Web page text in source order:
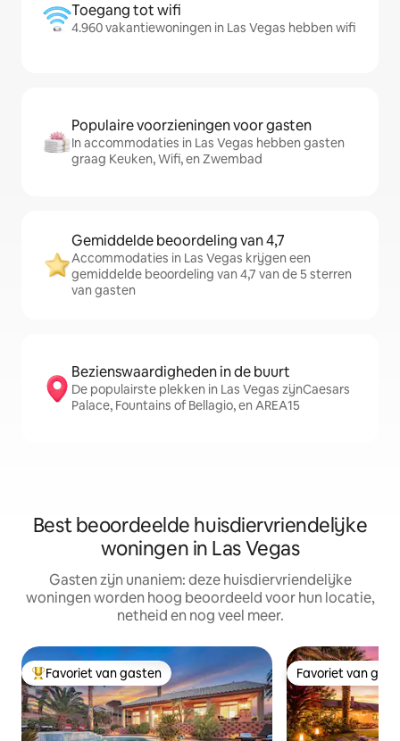
Toegang tot wifi
4.960 vakantiewoningen in Las Vegas hebben wifi
Populaire voorzieningen voor gasten
In accommodaties in Las Vegas hebben gasten
graag Keuken, Wifi, en Zwembad
Gemiddelde beoordeling van 4,7
Accommodaties in Las Vegas krijgen een
gemiddelde beoordeling van 4,7 van de 5 sterren
van gasten
Bezienswaardigheden in de buurt
De populairste plekken in Las Vegas zijnCaesars
Palace, Fountains of Bellagio, en AREA15
Best beoordeelde huisdiervriendelijke
woningen in Las Vegas
Gasten zijn unaniem: deze huisdiervriendelijke
woningen worden hoog beoordeeld voor hun locatie,
netheid en nog veel meer.
Topfavoriet van gasten
Favoriet van gasten Favoriet van
Favoriet van